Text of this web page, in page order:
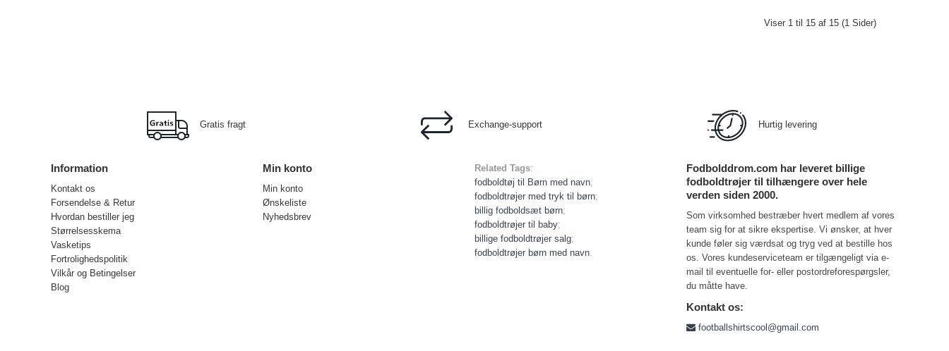
Viser 1 til 15 af 15 (1 Sider)
Gratis fragt Exchange-support Hurtig levering
Information
Kontakt os
Forsendelse & Retur
Hvordan bestiller jeg
Størrelsesskema
Vasketips
Fortrolighedspolitik
Vilkår og Betingelser
Blog
Min konto
Min konto
Ønskeliste
Nyhedsbrev
Related Tags:
fodboldtøj til Børn med navn;
fodboldtrøjer med tryk til børn;
billig fodboldsæt børn;
fodboldtrøjer til baby;
billige fodboldtrøjer salg;
fodboldtrøjer børn med navn.
Fodbolddrom.com har leveret billige
fodboldtrøjer til tilhængere over hele
verden siden 2000.
Som virksomhed bestræber hvert medlem af vores
team sig for at sikre ekspertise. Vi ønsker, at hver
kunde føler sig værdsat og tryg ved at bestille hos
os. Vores kundeserviceteam er tilgængeligt via e-
mail til eventuelle for- eller postordreforespørgsler,
du måtte have.
Kontakt os:
footballshirtscool@gmail.com